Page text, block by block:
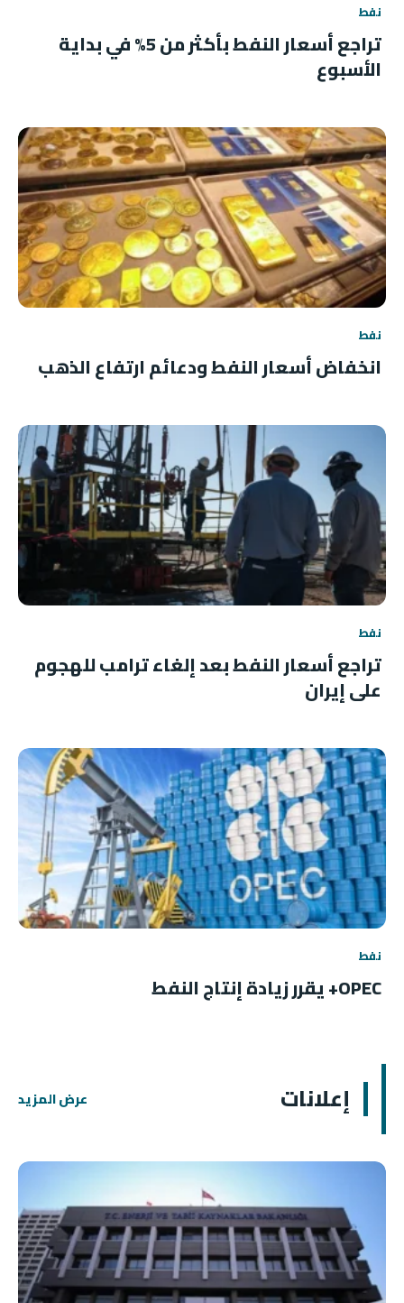
نفط
تراجع أسعار النفط بأكثر من 5% في بداية
الأسبوع
نفط
انخفاض أسعار النفط ودعائم ارتفاع الذهب
نفط
تراجع أسعار النفط بعد إلغاء ترامب للهجوم
على إيران
نفط
OPEC+ يقرر زيادة إنتاج النفط
إعلانات عرض المزيد